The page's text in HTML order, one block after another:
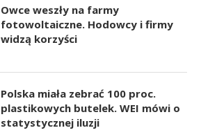
Owce weszły na farmy
fotowoltaiczne. Hodowcy i firmy
widzą korzyści
Polska miała zebrać 100 proc.
plastikowych butelek. WEI mówi o
statystycznej iluzji